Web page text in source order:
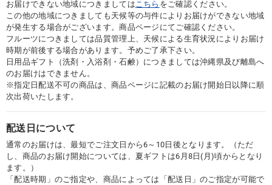
お届けできない地域につきましては こちら をご確認ください。
この他の地域につきましても天候等の与件によりお届けができない地域
が発生する場合がございます。商品ページにてご確認ください。
フルーツにつきましては品質管理上、天候による生育状況によりお届け
時期が前後する場合があります。予めご了承下さい。
日用品ギフト（洗剤・入浴剤・石鹸）につきましては沖縄県及び離島へ
のお届けはできません。
※指定日配送不可の商品は、商品ページに記載のお届け開始日以降に順
次出荷いたします。
配送日について
通常のお届けは、最短でご注文日から6～10日後となります。（ただ
し、商品のお届け開始については、夏ギフトは6月8日(月)頃からとなり
ます。）
「配送時期」のご指定や、商品によっては「配送日」のご指定が可能で